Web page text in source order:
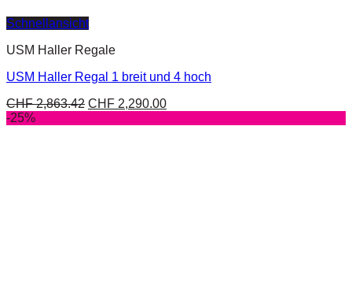
Schnellansicht
USM Haller Regale
USM Haller Regal 1 breit und 4 hoch
CHF2,863.42 CHF 2,290.00
-25%